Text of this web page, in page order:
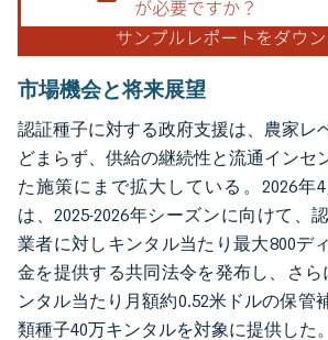
市場機会と将来展望
認証種子に対する政府支援は、農家レ
どまらず、供給の継続性と流通インセ
た施策にまで拡大している。2026年
は、2025-2026年シーズンに向けて、
業者に対しキンタル当たり最大800デ
金を提供する共同法令を発布し、さら
ンタル当たり月額約0.52米ドルの保管
類種子40万キンタルを対象に提供した